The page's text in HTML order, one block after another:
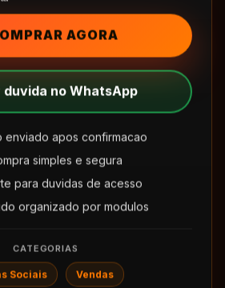
AGORA
no WhatsApp
enviado apos confirmacao
simples e segura
para duvidas de acesso
organizado por modulos
CATEGORIAS
Sociais Vendas